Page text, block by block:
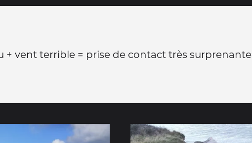
+ vent terrible = prise de contact très surprenante